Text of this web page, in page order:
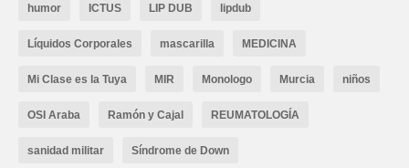
humor ICTUS LIP DUB lipdub
Líquidos Corporales mascarilla MEDICINA
Mi Clase es la Tuya MIR Monologo Murcia niños
OSI Araba Ramón y Cajal REUMATOLOGÍA
sanidad militar Síndrome de Down